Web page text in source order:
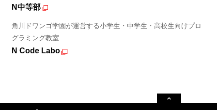
N中等部
角川ドワンゴ学園が運営する小学生・中学生・高校生向けプロ
グラミング教室
N Code Labo